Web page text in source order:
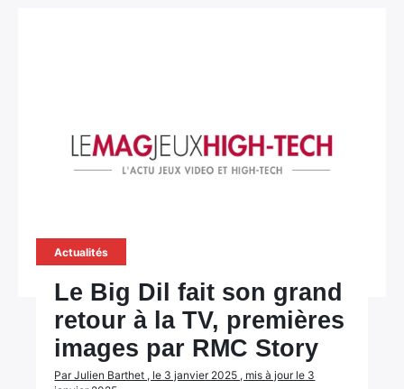
Actualités
Le Big Dil fait son grand
retour à la TV, premières
images par RMC Story
Par Julien Barthet , le 3 janvier 2025 , mis à jour le 3